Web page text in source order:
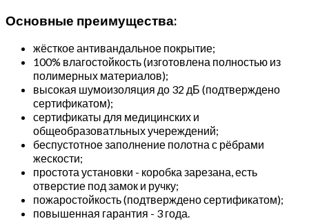
Основные преимущества:
жёсткое антивандальное покрытие;
100% влагостойкость (изготовлена полностью из
полимерных материалов);
высокая шумоизоляция до 32 дБ (подтверждено
сертификатом);
сертификаты для медицинских и
общеобразоватльных учереждений;
беспустотное заполнение полотна с рёбрами
жескости;
простота установки - коробка зарезана, есть
отверстие под замок и ручку;
пожаростойкость (подтверждено сертификатом);
повышенная гарантия - 3 года.